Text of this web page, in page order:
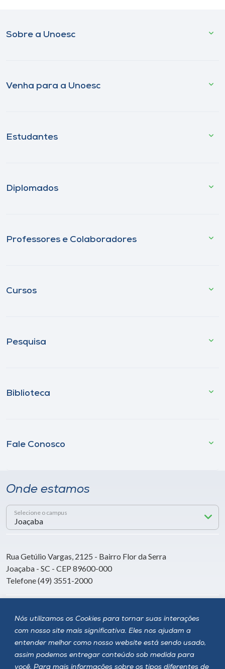
Nós utilizamos os Cookies para tornar suas interações
com nosso site mais significativa. Eles nos ajudam a
entender melhor como nosso website está sendo usado,
assim podemos entregar conteúdo sob medida para
você. Para mais informações sobre os tipos diferentes de
Sobre a Unoesc
Venha para a Unoesc
Estudantes
Diplomados
Professores e Colaboradores
Cursos
Pesquisa
Biblioteca
Fale Conosco
Onde estamos
Selecione o campus
Rua Getúlio Vargas, 2125 - Bairro Flor da Serra
Joaçaba - SC - CEP 89600-000
Telefone (49) 3551-2000
Siga a Unoesc